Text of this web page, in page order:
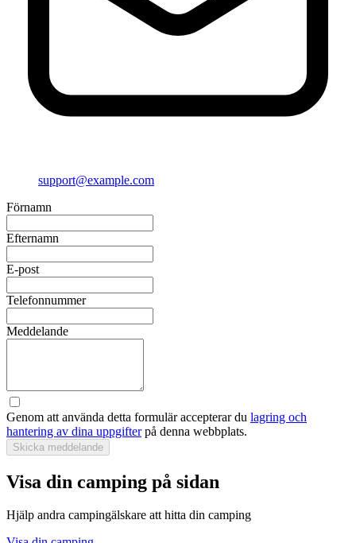
support@example.com
Förnamn
Efternamn
E-post
Telefonnummer
Meddelande
Genom att använda detta formulär accepterar du lagring och
hantering av dina uppgifter på denna webbplats.
Skicka meddelande
Visa din camping på sidan
Hjälp andra campingälskare att hitta din camping